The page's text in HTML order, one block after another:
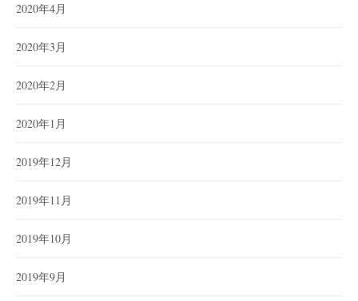
2020年4月
2020年3月
2020年2月
2020年1月
2019年12月
2019年11月
2019年10月
2019年9月